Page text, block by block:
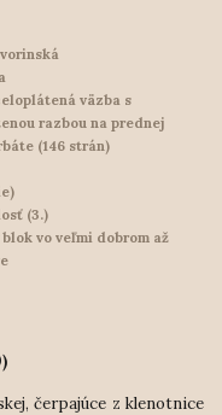
väzba s
razbou na prednej
(146 strán)
(3.)
vo veľmi dobrom až
čerpajúce z klenotnice